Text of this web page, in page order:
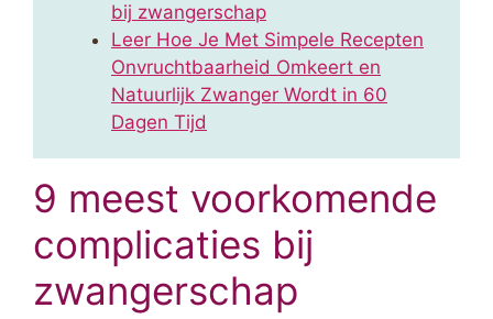
bij zwangerschap
Leer Hoe Je Met Simpele Recepten
Onvruchtbaarheid Omkeert en
Natuurlijk Zwanger Wordt in 60
Dagen Tijd
9 meest voorkomende
complicaties bij
zwangerschap